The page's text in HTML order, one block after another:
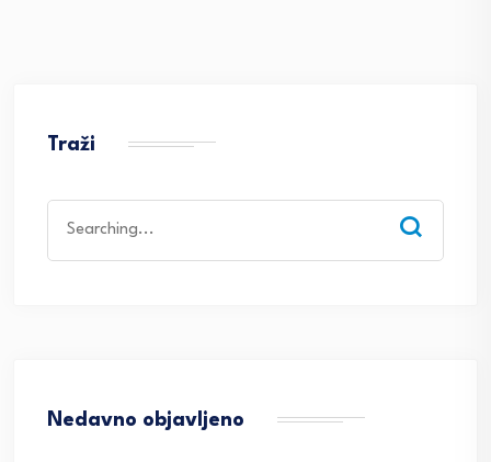
Traži
for:
Nedavno objavljeno